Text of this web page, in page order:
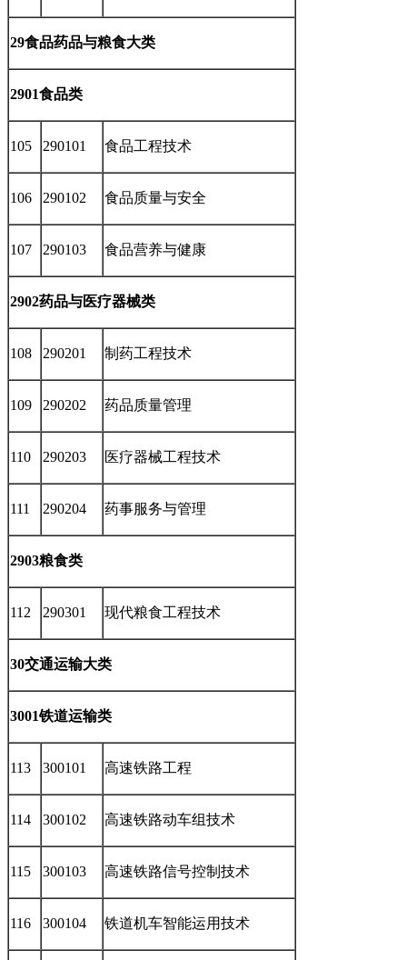
29食品药品与粮食大类
2901食品类
105 290101 食品工程技术
106 290102 食品质量与安全
107 290103 食品营养与健康
2902药品与医疗器械类
108 290201 制药工程技术
109 290202 药品质量管理
110 290203 医疗器械工程技术
111 290204 药事服务与管理
2903粮食类
112 290301 现代粮食工程技术
30交通运输大类
3001铁道运输类
113 300101 高速铁路工程
114 300102 高速铁路动车组技术
115 300103 高速铁路信号控制技术
116 300104 铁道机车智能运用技术